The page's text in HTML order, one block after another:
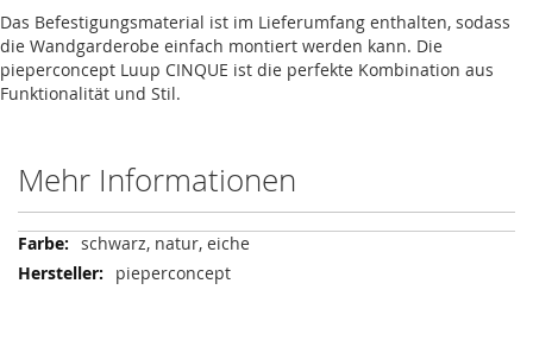
Das Befestigungsmaterial ist im Lieferumfang enthalten, sodass
die Wandgarderobe einfach montiert werden kann. Die
pieperconcept Luup CINQUE ist die perfekte Kombination aus
Funktionalität und Stil.
Mehr Informationen
Mehr
Informationen
schwarz, natur, eiche
pieperconcept